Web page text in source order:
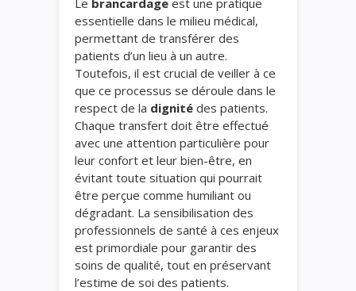
essentielle dans le milieu médical,
permettant de transférer des
patients d’un lieu à un autre.
Toutefois, il est crucial de veiller à ce
que ce processus se déroule dans le
respect de la dignité des patients.
Chaque transfert doit être effectué
avec une attention particulière pour
leur confort et leur bien-être, en
évitant toute situation qui pourrait
être perçue comme humiliant ou
dégradant. La sensibilisation des
professionnels de santé à ces enjeux
est primordiale pour garantir des
soins de qualité, tout en préservant
l’estime de soi des patients.